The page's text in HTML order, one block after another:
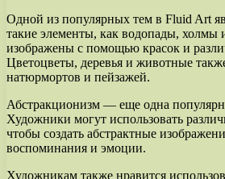
Одной из популярных тем в Fluid Art
такие элементы, как водопады, холмы
изображены с помощью красок и
Цветоцветы, деревья и животные
натюрмортов и пейзажей.
Абстракционизм — еще одна
Художники могут использовать
чтобы создать абстрактные
воспоминания и эмоции.
Художникам также нравится